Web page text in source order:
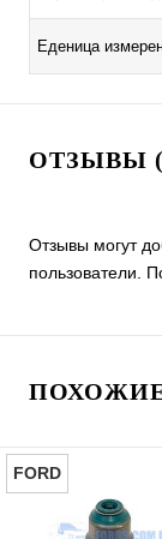
Еденица
ОТЗЫВЫ
Отзывы могут
пользователи.
FORD